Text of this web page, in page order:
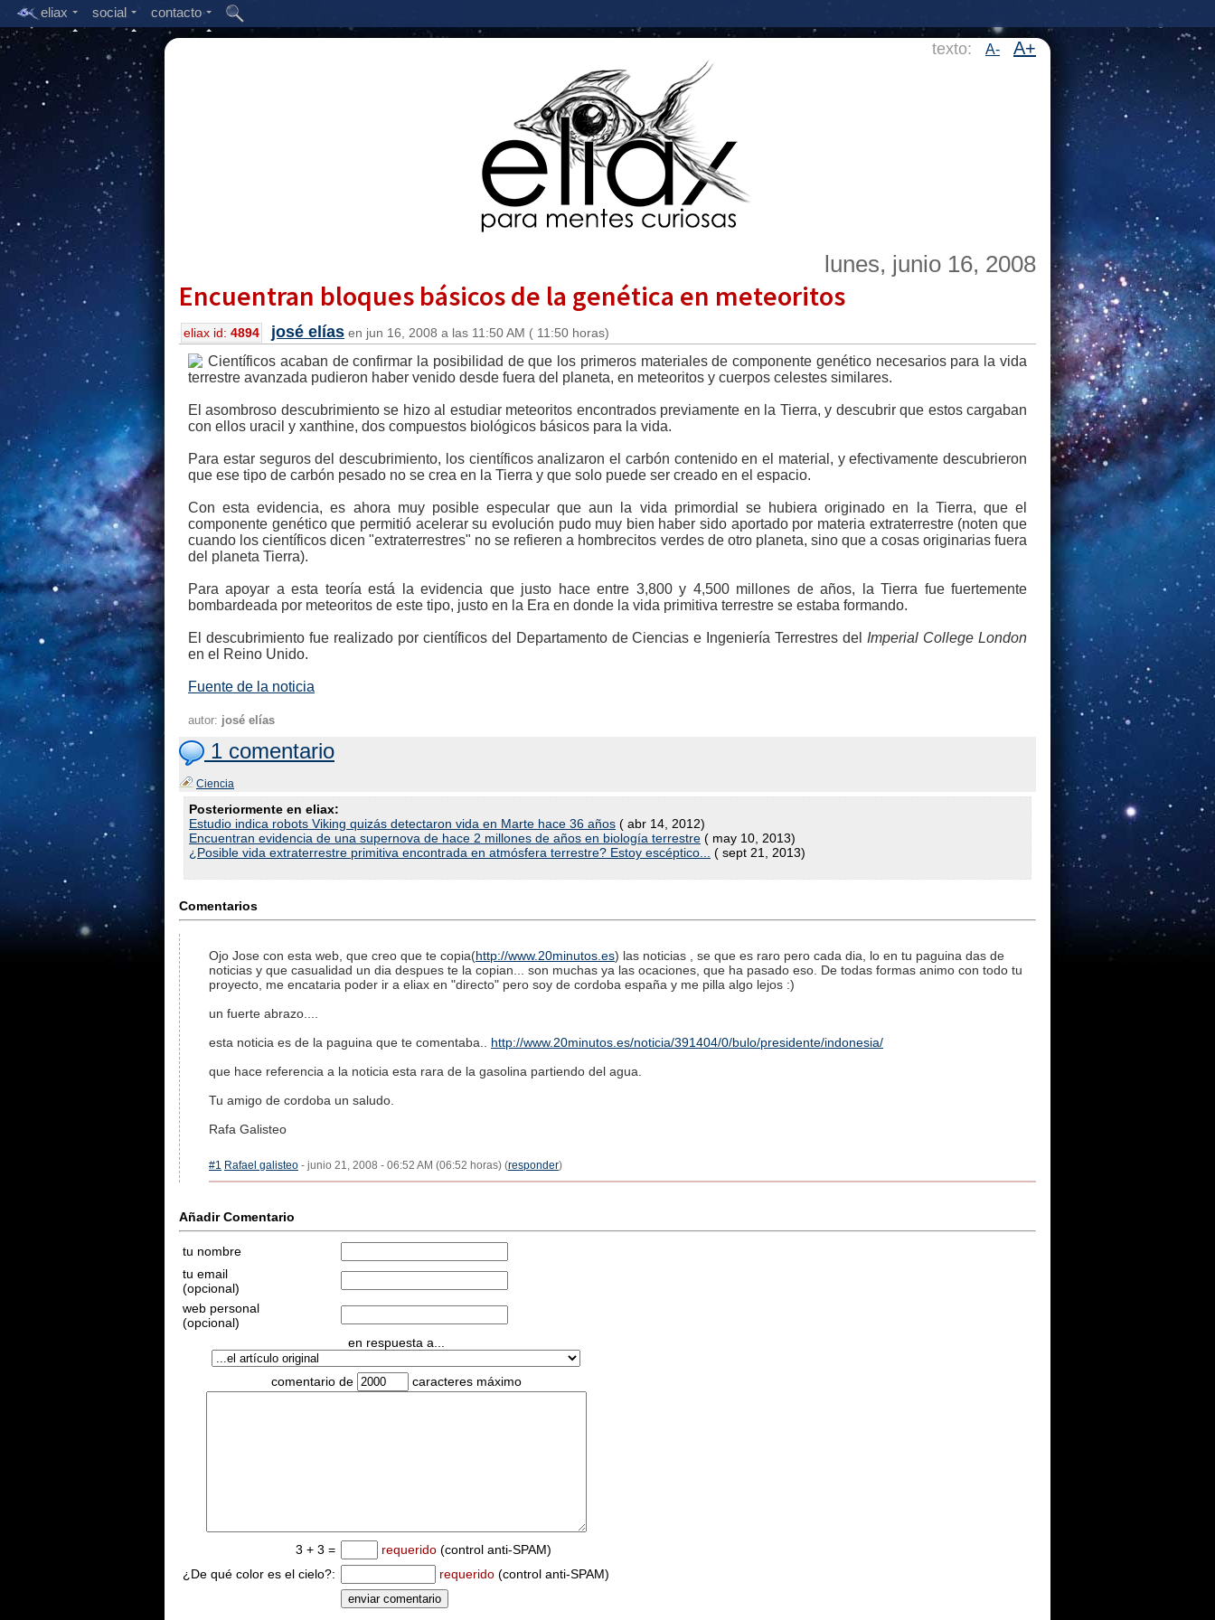
eliax social contacto
texto: A- A+
lunes, junio 16, 2008
Encuentran bloques básicos de la genética en meteoritos
eliax id: 4894 josé elías en jun 16, 2008 a las 11:50 AM ( 11:50 horas)
Científicos acaban de confirmar la posibilidad de que los primeros materiales de componente genético necesarios para la vida
terrestre avanzada pudieron haber venido desde fuera del planeta, en meteoritos y cuerpos celestes similares.
El asombroso descubrimiento se hizo al estudiar meteoritos encontrados previamente en la Tierra, y descubrir que estos cargaban
con ellos uracil y xanthine, dos compuestos biológicos básicos para la vida.
Para estar seguros del descubrimiento, los científicos analizaron el carbón contenido en el material, y efectivamente descubrieron
que ese tipo de carbón pesado no se crea en la Tierra y que solo puede ser creado en el espacio.
Con esta evidencia, es ahora muy posible especular que aun la vida primordial se hubiera originado en la Tierra, que el
componente genético que permitió acelerar su evolución pudo muy bien haber sido aportado por materia extraterrestre (noten que
cuando los científicos dicen "extraterrestres" no se refieren a hombrecitos verdes de otro planeta, sino que a cosas originarias fuera
del planeta Tierra).
Para apoyar a esta teoría está la evidencia que justo hace entre 3,800 y 4,500 millones de años, la Tierra fue fuertemente
bombardeada por meteoritos de este tipo, justo en la Era en donde la vida primitiva terrestre se estaba formando.
El descubrimiento fue realizado por científicos del Departamento de Ciencias e Ingeniería Terrestres del Imperial College London
en el Reino Unido.
Fuente de la noticia
autor: josé elías
1 comentario
Ciencia
Posteriormente en eliax:
Estudio indica robots Viking quizás detectaron vida en Marte hace 36 años ( abr 14, 2012)
Encuentran evidencia de una supernova de hace 2 millones de años en biología terrestre ( may 10, 2013)
¿Posible vida extraterrestre primitiva encontrada en atmósfera terrestre? Estoy escéptico...
( sept 21, 2013)
Comentarios
Ojo Jose con esta web, que creo que te copia(http://www.20minutos.es) las noticias , se que es raro pero cada dia, lo en tu paguina das de
noticias y que casualidad un dia despues te la copian... son muchas ya las ocaciones, que ha pasado eso. De todas formas animo con todo tu
proyecto, me encataria poder ir a eliax en "directo" pero soy de cordoba españa y me pilla algo lejos :)
un fuerte abrazo....
esta noticia es de la paguina que te comentaba.. http://www.20minutos.es/noticia/391404/0/bulo/presidente/indonesia/
que hace referencia a la noticia esta rara de la gasolina partiendo del agua.
Tu amigo de cordoba un saludo.
Rafa Galisteo
#1 Rafael galisteo - junio 21, 2008 - 06:52 AM (06:52 horas) (responder)
Añadir Comentario
tu nombre
tu email
(opcional)
web personal
(opcional)
en respuesta a...
comentario de caracteres máximo
3 + 3 = requerido (control anti-SPAM)
¿De qué color es el cielo?:
requerido (control anti-SPAM)